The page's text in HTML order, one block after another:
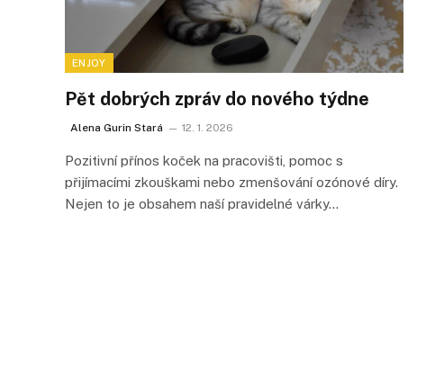
ENJOY
Pět dobrých zpráv do nového týdne
Alena Gurin Stará 12. 1. 2026
Pozitivní přínos koček na pracovišti, pomoc s
přijímacími zkouškami nebo zmenšování ozónové díry.
Nejen to je obsahem naší pravidelné várky…